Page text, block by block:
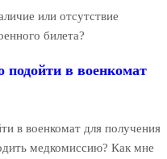
или отсутствие
билета?
в военкомат
в военкомат для получения
медкомиссию? Как мне